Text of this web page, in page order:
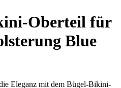
Oberteil für
Blue
Eleganz mit dem Bügel-Bikini-